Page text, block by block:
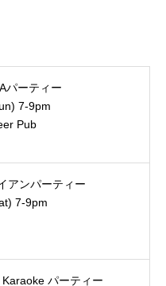
パーティー
7-9pm
Pub
アンパーティー
7-9pm
パーティー